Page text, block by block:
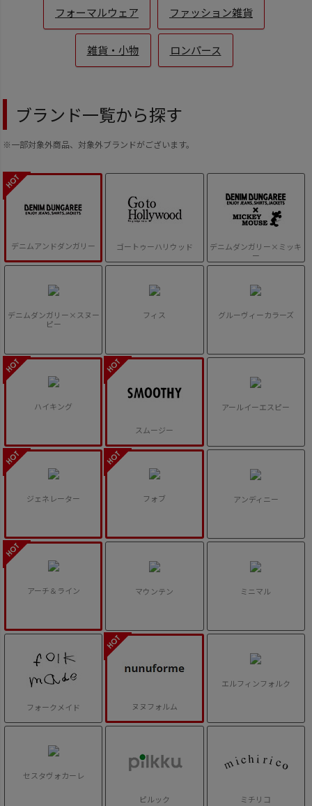
フォーマルウェア ファッション雑貨
雑貨・小物 ロンパース
ブランド一覧から探す
※一部対象外商品、対象外ブランドがございます。
デニムアンドダンガリー ゴートゥーハリウッド
デニムダンガリー×ミッキ
ー
デニムダンガリー×スヌー
ピー
フィス グルーヴィーカラーズ
ハイキング
スムージー
アールイーエスピー
ジェネレーター フォブ アンディニー
アーチ＆ライン マウンテン ミニマル
フォークメイド ヌヌフォルム
エルフィンフォルク
セスタヴォカーレ
ピルック ミチリコ